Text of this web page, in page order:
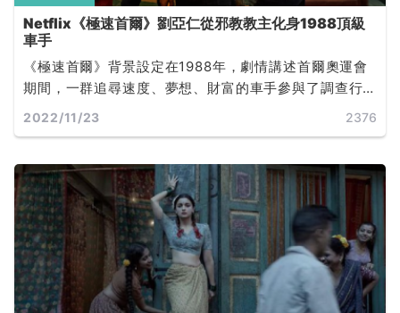
Netflix《極速首爾》劉亞仁從邪教教主化身1988頂級
車手
《極速首爾》背景設定在1988年，劇情講述首爾奧運會
期間，一群追尋速度、夢想、財富的車手參與了調查行
動，搜查某位大人物的不法資金。是一部十分強調歡樂
股獨特的懷舊魅力。
2022/11/23 2376